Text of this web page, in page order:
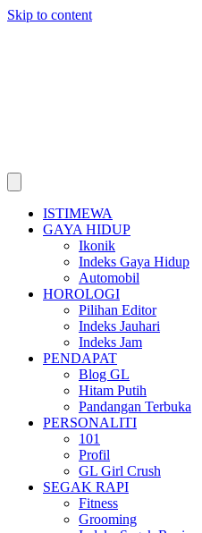
Skip to content
ISTIMEWA
GAYA HIDUP
Ikonik
Indeks Gaya Hidup
Automobil
HOROLOGI
Pilihan Editor
Indeks Jauhari
Indeks Jam
PENDAPAT
Blog GL
Hitam Putih
Pandangan Terbuka
PERSONALITI
101
Profil
GL Girl Crush
SEGAK RAPI
Fitness
Grooming